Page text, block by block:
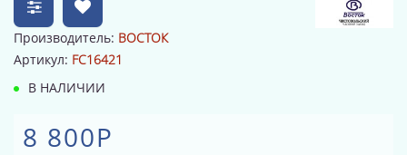
Производитель: ВОСТОК
Артикул: FC16421
В НАЛИЧИИ
8 800Р